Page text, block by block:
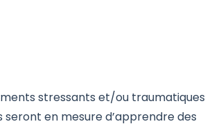
stressants et/ou traumatiques
seront en mesure d’apprendre des